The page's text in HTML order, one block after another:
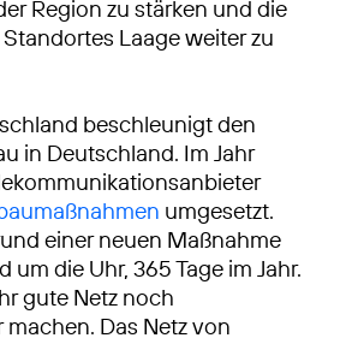
Region zu stärken und die
Laage weiter zu
beschleunigt den
in Deutschland. Im Jahr
umgesetzt.
einer neuen Maßnahme
um die Uhr, 365 Tage im Jahr.
gute Netz noch
Das Netz von